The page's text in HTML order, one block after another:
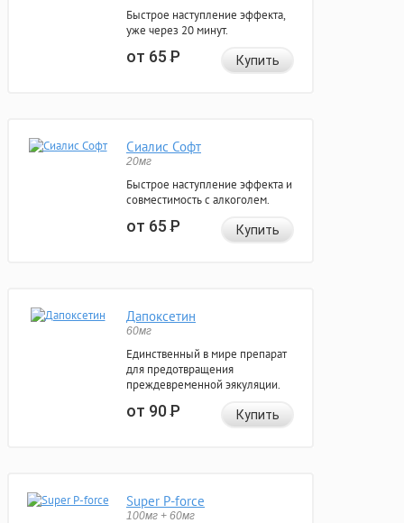
Быстрое наступление эффекта,
уже через 20 минут.
от 65Р Купить
Сиалис Софт
20мг
Быстрое наступление эффекта и
совместимость с алкоголем.
от 65Р Купить
Дапоксетин
60мг
Единственный в мире препарат
для предотвращения
преждевременной эякуляции.
от 90Р Купить
Super P-force
100мг + 60мг